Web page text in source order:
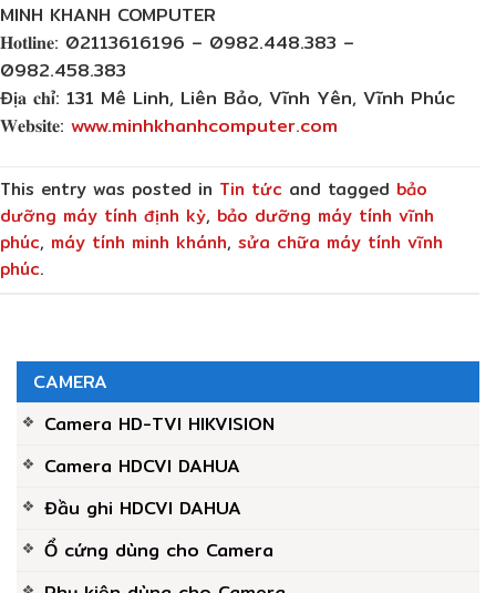
CAMERA
Camera HD-TVI HIKVISION
Camera HDCVI DAHUA
Đầu ghi HDCVI DAHUA
Ổ cứng dùng cho Camera
MINH KHANH COMPUTER
𝐇𝐨𝐭𝐥𝐢𝐧𝐞: 02113616196 – 0982.448.383 –
0982.458.383
Đị𝐚 𝐜𝐡ỉ: 131 Mê Linh, Liên Bảo, Vĩnh Yên, Vĩnh Phúc
𝐖𝐞𝐛𝐬𝐢𝐭𝐞: www.minhkhanhcomputer.com
This entry was posted in Tin tức and tagged bảo
dưỡng máy tính định kỳ, bảo dưỡng máy tính vĩnh
phúc, máy tính minh khánh, sửa chữa máy tính vĩnh
phúc.